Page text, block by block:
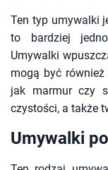
Ten typ umywalki
to bardziej
Umywalki
mogą być
jak marmur czy
czystości, a także
Umywalki